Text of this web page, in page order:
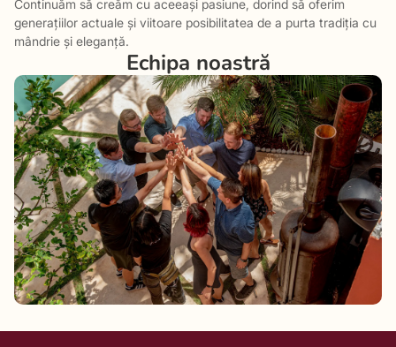
Continuăm să creăm cu aceeași pasiune, dorind să oferim
generațiilor actuale și viitoare posibilitatea de a purta tradiția cu
mândrie și eleganță.
Echipa noastră